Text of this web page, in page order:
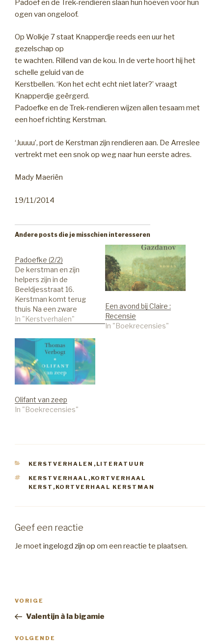
Padoef en de Trek-rendieren slaan hun hoeven voor hun
ogen van ongeloof.
Op Wolkje 7 staat Knapperdje reeds een uur het
gezelschap op
te wachten. Rillend van de kou. In de verte hoort hij het
schelle geluid van de
Kerstbellen. ‘Kon het echt echt niet later?’ vraagt
Knapperdje geërgerd.
Padoefke en de Trek-rendieren wijzen allen tesaam met
een hoef richting Kerstman.
‘Juuuu’, port de Kerstman zijn rendieren aan. De Arreslee
vertrekt met een snok op weg naar hun eerste adres.
Mady Maeriën
19/11/2014
Andere posts die je misschien interesseren
Padoefke (2/2)
De kerstman en zijn
helpers zijn in de
Beeldjesstraat 16.
Kerstman komt terug
thuis Na een zware
bewogen nacht sleurt
deArreslee. Met zijn
handje op zijn achterste
stapt hij, lichtjes op de
teentjesgetrapt, naar
zijn huisje. De Kerstman,
rendieren kijkenhem
grinnikend na. ‘Tot
In "Kerstverhalen"
Een avond bij Claire :
Recensie
In "Boekrecensies"
Olifant van zeep
In "Boekrecensies"
CATEGORIEËN
KERSTVERHALEN , LITERATUUR
TAGS
KERSTVERHAAL , KORTVERHAAL
KERST , KORTVERHAAL KERSTMAN
Geef een reactie
Je moetingelogd zijn op om een reactie te plaatsen.
Vorig
bericht
VORIGE
Valentijn à la bigamie
Volgend
VOLGENDE